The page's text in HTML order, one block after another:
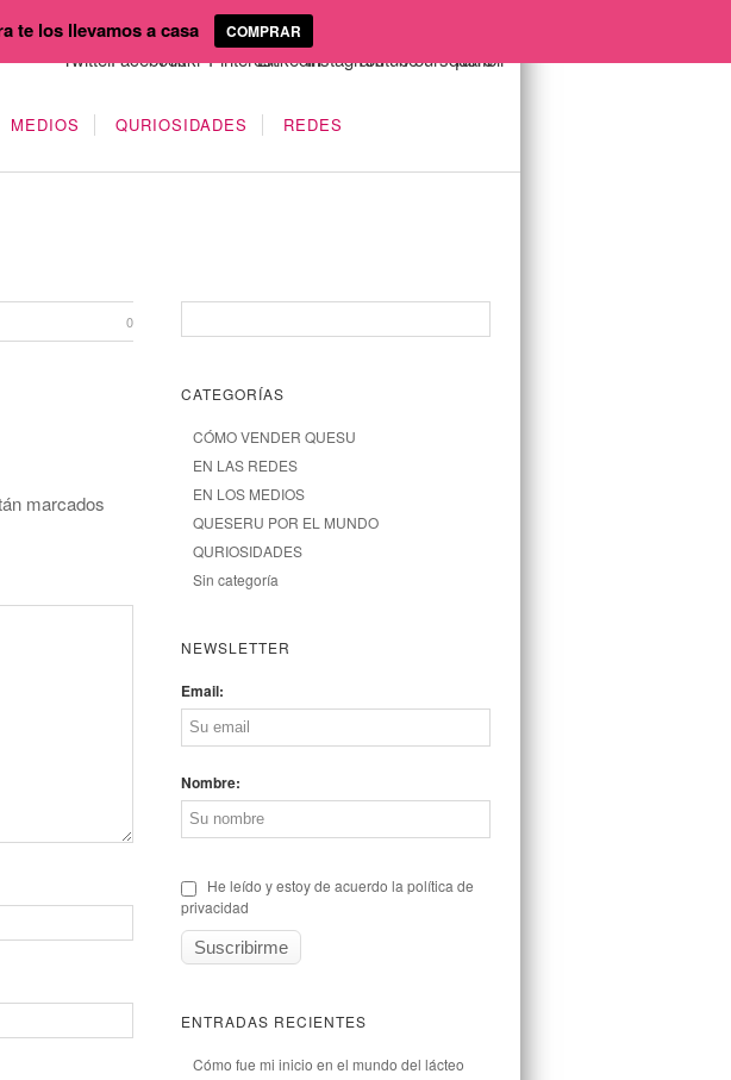
MEDIOS QURIOSIDADES REDES
0
marcados
CATEGORÍAS
CÓMO VENDER QUESU
EN LAS REDES
EN LOS MEDIOS
QUESERU POR EL MUNDO
QURIOSIDADES
Sin categoría
NEWSLETTER
Email:
Nombre:
He leído y estoy de acuerdo la política de
privacidad
ENTRADAS RECIENTES
Cómo fue mi inicio en el mundo del lácteo
te los llevamos a casa COMPRAR